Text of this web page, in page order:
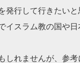
発行して行きたいと
イスラム教の国や
しれませんが、参